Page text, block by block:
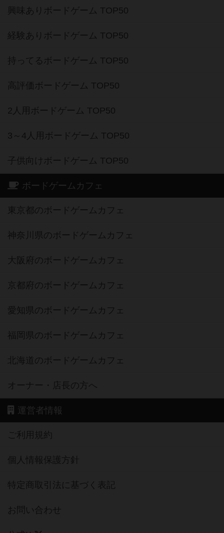
興味ありボードゲーム TOP50
経験ありボードゲーム TOP50
持ってるボードゲーム TOP50
高評価ボードゲーム TOP50
2人用ボードゲーム TOP50
3～4人用ボードゲーム TOP50
子供向けボードゲーム TOP50
ボードゲームカフェ
東京都のボードゲームカフェ
神奈川県のボードゲームカフェ
大阪府のボードゲームカフェ
京都府のボードゲームカフェ
愛知県のボードゲームカフェ
福岡県のボードゲームカフェ
北海道のボードゲームカフェ
オーナー・店長の方へ
運営者情報
ご利用規約
個人情報保護方針
特定商取引法に基づく表記
お問い合わせ